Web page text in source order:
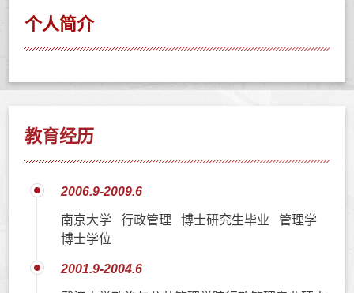
个人简介
教育经历
2006.9-2009.6
南京大学 行政管理 博士研究生毕业 管理学
博士学位
2001.9-2004.6